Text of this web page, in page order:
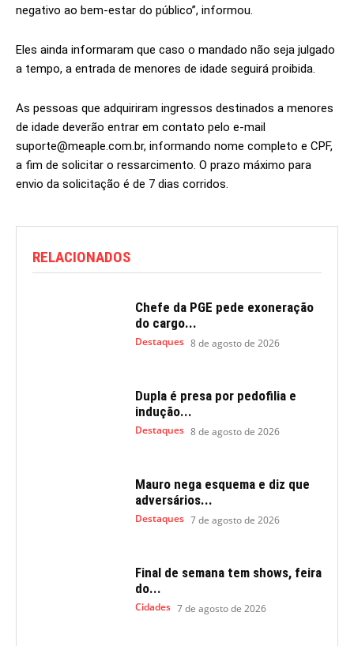
negativo ao bem-estar do público”, informou.
Eles ainda informaram que caso o mandado não seja julgado
a tempo, a entrada de menores de idade seguirá proibida.
As pessoas que adquiriram ingressos destinados a menores
de idade deverão entrar em contato pelo e-mail
suporte@meaple.com.br, informando nome completo e CPF,
a fim de solicitar o ressarcimento. O prazo máximo para
envio da solicitação é de 7 dias corridos.
RELACIONADOS
Chefe da PGE pede exoneração
do cargo...
Destaques 8 de agosto de 2026
Dupla é presa por pedofilia e
indução...
Destaques 8 de agosto de 2026
Mauro nega esquema e diz que
adversários...
Destaques 7 de agosto de 2026
Final de semana tem shows, feira
do...
Cidades 7 de agosto de 2026